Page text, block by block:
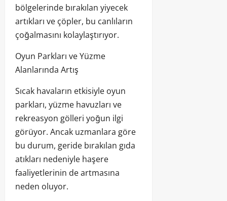
bölgelerinde bırakılan yiyecek
artıkları ve çöpler, bu canlıların
çoğalmasını kolaylaştırıyor.
Oyun Parkları ve Yüzme
Alanlarında Artış
Sıcak havaların etkisiyle oyun
parkları, yüzme havuzları ve
rekreasyon gölleri yoğun ilgi
görüyor. Ancak uzmanlara göre
bu durum, geride bırakılan gıda
atıkları nedeniyle haşere
faaliyetlerinin de artmasına
neden oluyor.